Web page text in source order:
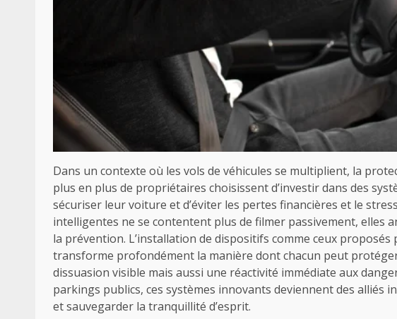
Dans un contexte où les vols de véhicules se multiplient, la
plus en plus de propriétaires choisissent d’investir dans des
sécuriser leur voiture et d’éviter les pertes financières et le
intelligentes ne se contentent plus de filmer passivement, elles
la prévention. L’installation de dispositifs comme ceux
transforme profondément la manière dont chacun peut
dissuasion visible mais aussi une réactivité immédiate aux
parkings publics, ces systèmes innovants deviennent des alliés
et sauvegarder la tranquillité d’esprit.